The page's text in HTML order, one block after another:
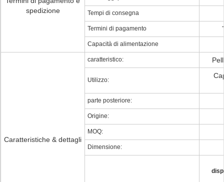
spedizione
Tempi di consegna
Termini di pagamento
Capacità di alimentazione
Caratteristiche & dettagli
caratteristico:
Utilizzo:
parte posteriore:
Origine:
MOQ:
Dimensione: